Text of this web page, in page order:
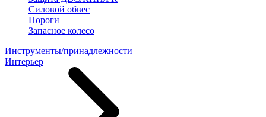
Силовой обвес
Пороги
Запасное колесо
Инструменты/принадлежности
Интерьер